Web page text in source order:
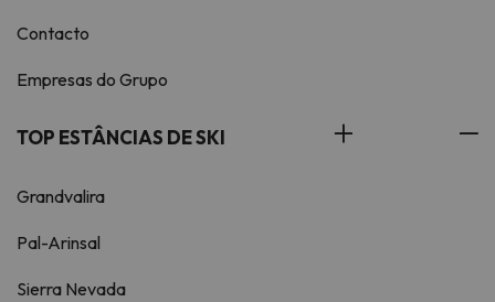
Contacto
Empresas do Grupo
TOP ESTÂNCIAS DE SKI
Grandvalira
Pal-Arinsal
Sierra Nevada